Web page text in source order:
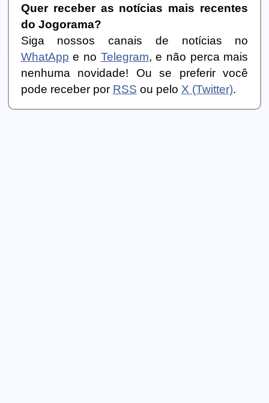
Quer receber as notícias mais recentes
do Jogorama?
Siga nossos canais de notícias no
WhatApp e no Telegram, e não perca mais
nenhuma novidade! Ou se preferir você
pode receber por RSS ou pelo X (Twitter).